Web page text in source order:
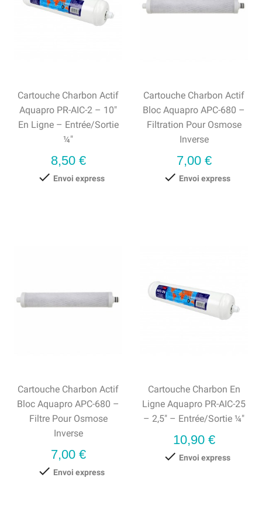
Cartouche Charbon Actif
Aquapro PR-AIC-2 – 10"
En Ligne – Entrée/Sortie
¼"
Prix
8,50 €
 Envoi express
Cartouche Charbon Actif
Bloc Aquapro APC-680 –
Filtration Pour Osmose
Inverse
Prix
7,00 €
 Envoi express
Cartouche Charbon Actif
Bloc Aquapro APC-680 –
Filtre Pour Osmose
Inverse
Prix
7,00 €
 Envoi express
Cartouche Charbon En
Ligne Aquapro PR-AIC-25
– 2,5" – Entrée/Sortie ¼"
Prix
10,90 €
 Envoi express